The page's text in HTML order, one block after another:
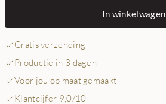
In winkelwagen
Gratis verzending
Productie in 3 dagen
Voor jou op maat gemaakt
Klantcijfer 9,0/10